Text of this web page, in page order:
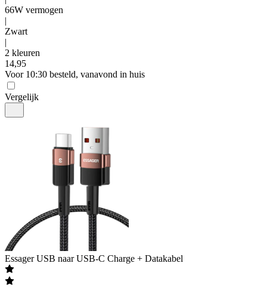
66W vermogen
|
Zwart
|
2 kleuren
14,95
Voor 10:30 besteld, vanavond in huis
Vergelijk
Essager USB naar USB-C Charge + Datakabel